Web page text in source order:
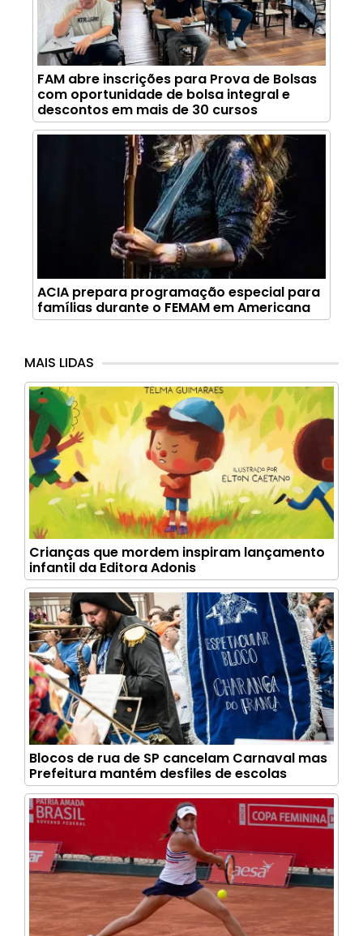
FAM abre inscrições para Prova de Bolsas
com oportunidade de bolsa integral e
descontos em mais de 30 cursos
ACIA prepara programação especial para
famílias durante o FEMAM em Americana
MAIS LIDAS
Crianças que mordem inspiram lançamento
infantil da Editora Adonis
Blocos de rua de SP cancelam Carnaval mas
Prefeitura mantém desfiles de escolas